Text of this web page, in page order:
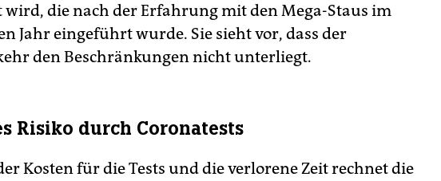
wird, die nach der Erfahrung mit den Mega-Staus im
Jahr eingeführt wurde. Sie sieht vor, dass der
den Beschränkungen nicht unterliegt.
Risiko durch Coronatests
Kosten für die Tests und die verlorene Zeit rechnet die